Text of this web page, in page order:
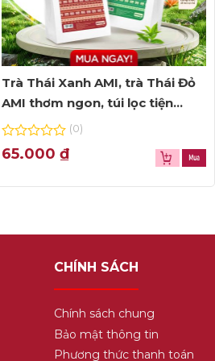
Trà Thái Xanh AMI, trà Thái Đỏ
AMI thơm ngon, túi lọc tiện
dụng
0
out
5
(0)
65.000 ₫
CHÍNH SÁCH
Chính sách chung
Bảo mật thông tin
Phương thức thanh toán